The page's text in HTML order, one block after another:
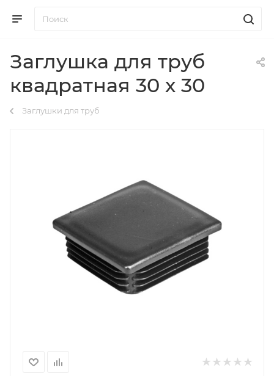
Заглушка для труб
квадратная 30 х 30
Заглушки для труб